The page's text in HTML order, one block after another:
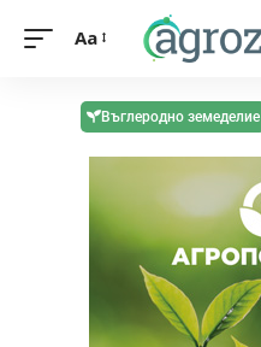
Aa
Въглеродно земеделие